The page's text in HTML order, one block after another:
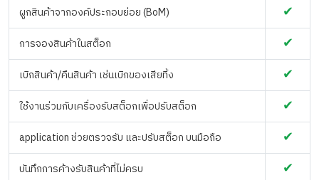
ผูกสินค้าจากองค์ประกอบย่อย (BoM) ✔
การจองสินค้าในสต็อก ✔
เบิกสินค้า/คืนสินค้า เช่นเบิกของเสียทิ้ง ✔
ใช้งานร่วมกับเครื่องรับสต็อกเพื่อปรับสต็อก ✔
application ช่วยตรวจรับ และปรับสต็อก บนมือถือ ✔
บันทึกการค้างรับสินค้าที่ไม่ครบ ✔